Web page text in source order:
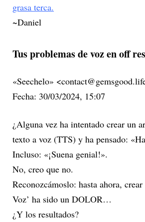
grasa terca.
~Daniel
Tus problemas de voz en off
«Seechelo»
Fecha: 30/03/2024, 15:07
¿Alguna vez ha intentado crear un
texto a voz (TTS) y ha pensado:
Incluso: «¡Suena genial!».
No, creo que no.
Reconozcámoslo: hasta ahora,
Voz’ ha sido un DOLOR…
¿Y los resultados?